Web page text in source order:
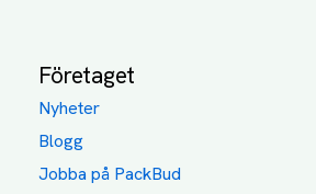
Företaget
Nyheter
Blogg
Jobba på PackBud